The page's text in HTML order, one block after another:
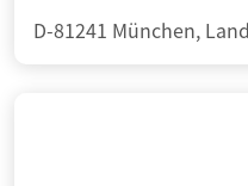
D-81241 München,